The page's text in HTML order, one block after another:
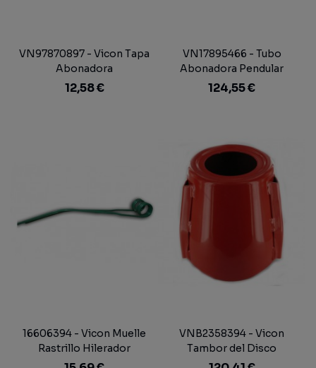
VN97870897 - Vicon Tapa
Abonadora
12,58 €
VN17895466 - Tubo
Abonadora Pendular
Completo Original Vicon
Antiguo
124,55 €
16606394 - Vicon Muelle
Rastrillo Hilerador
VNB2358394 - Vicon
Tambor del Disco
Triángular de Corte